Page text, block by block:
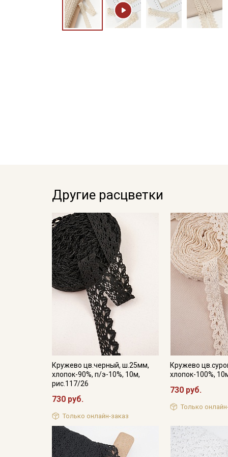
Другие расцветки
Кружево цв.черный, ш.25мм,
хлопок-90%, п/э-10%, 10м,
рис.117/26
730 руб.
Только онлайн-заказ
Кружево
хлопок-100%,
730 руб.
Только